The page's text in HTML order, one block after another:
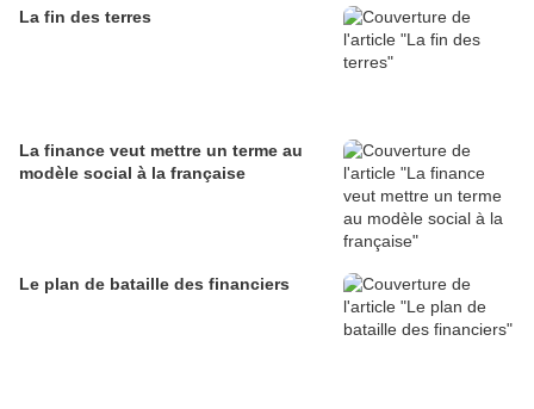
La fin des terres
La finance veut mettre un terme au
modèle social à la française
Le plan de bataille des financiers